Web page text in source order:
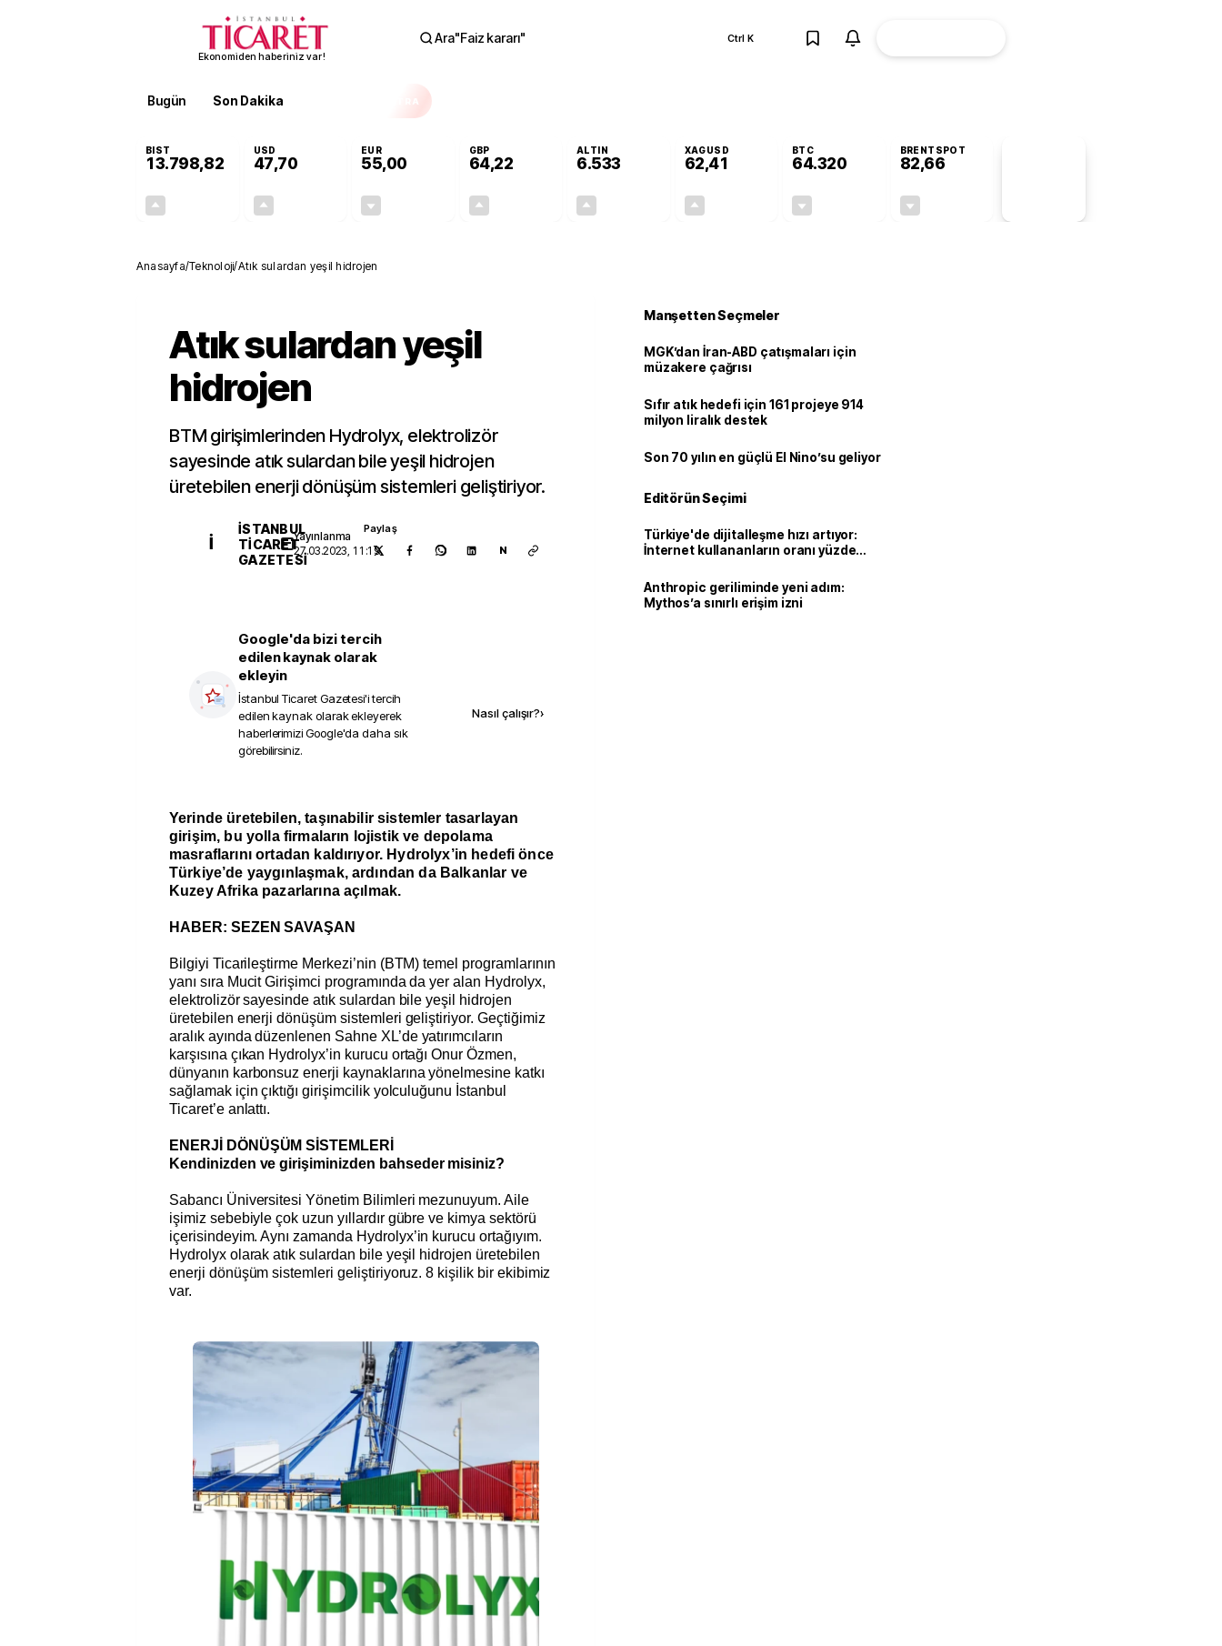
Ekonomiden haberiniz var!
Ara"Faiz kararı" Ctrl K
Bugün Son Dakika
BIST
13.798,82
USD
47,70
EUR
55,00
GBP
64,22
ALTIN
6.533
XAGUSD
62,41
BTC
64.320
BRENTSPOT
82,66
Anasayfa/Teknoloji/Atık sulardan yeşil hidrojen
Atık sulardan yeşil
hidrojen
BTM girişimlerinden Hydrolyx, elektrolizör
sayesinde atık sulardan bile yeşil hidrojen
üretebilen enerji dönüşüm sistemleri geliştiriyor.
İ
İSTANBUL
TICARET
GAZETESI
Yayınlanma
27.03.2023, 11:19
Paylaş
N
Google'da bizi tercih
edilen kaynak olarak
ekleyin
İstanbul Ticaret Gazetesi'i tercih
edilen kaynak olarak ekleyerek
haberlerimizi Google'da daha sık
görebilirsiniz.
Nasıl çalışır?›
Yerinde üretebilen, taşınabilir sistemler tasarlayan
girişim, bu yolla firmaların lojistik ve depolama
masraflarını ortadan kaldırıyor. Hydrolyx’in hedefi önce
Türkiye’de yaygınlaşmak, ardından da Balkanlar ve
Kuzey Afrika pazarlarına açılmak.
HABER: SEZEN SAVAŞAN
Bilgiyi Ticarileştirme Merkezi’nin (BTM) temel programlarının
yanı sıra Mucit Girişimci programında da yer alan Hydrolyx,
elektrolizör sayesinde atık sulardan bile yeşil hidrojen
üretebilen enerji dönüşüm sistemleri geliştiriyor. Geçtiğimiz
aralık ayında düzenlenen Sahne XL’de yatırımcıların
karşısına çıkan Hydrolyx’in kurucu ortağı Onur Özmen,
dünyanın karbonsuz enerji kaynaklarına yönelmesine katkı
sağlamak için çıktığı girişimcilik yolculuğunu İstanbul
Ticaret’e anlattı.
ENERJİ DÖNÜŞÜM SİSTEMLERİ
Kendinizden ve girişiminizden bahseder misiniz?
Sabancı Üniversitesi Yönetim Bilimleri mezunuyum. Aile
işimiz sebebiyle çok uzun yıllardır gübre ve kimya sektörü
içerisindeyim. Aynı zamanda Hydrolyx’in kurucu ortağıyım.
Hydrolyx olarak atık sulardan bile yeşil hidrojen üretebilen
enerji dönüşüm sistemleri geliştiriyoruz. 8 kişilik bir ekibimiz
var.
Manşetten Seçmeler
MGK’dan İran-ABD çatışmaları için
müzakere çağrısı
Sıfır atık hedefi için 161 projeye 914
milyon liralık destek
Son 70 yılın en güçlü El Nino’su geliyor
Editörün Seçimi
Türkiye'de dijitalleşme hızı artıyor:
İnternet kullananların oranı yüzde
Anthropic geriliminde yeni adım:
Mythos’a sınırlı erişim izni